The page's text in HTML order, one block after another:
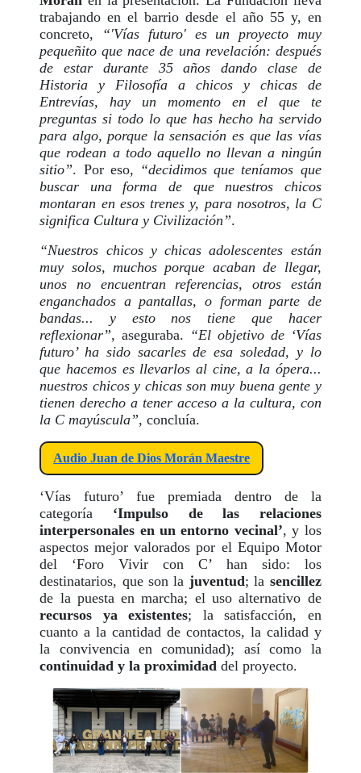
trabajando en el barrio desde el año 55 y, en
concreto, “'Vías futuro' es un proyecto muy
pequeñito que nace de una revelación: después
de estar durante 35 años dando clase de
Historia y Filosofía a chicos y chicas de
Entrevías, hay un momento en el que te
preguntas si todo lo que has hecho ha servido
para algo, porque la sensación es que las vías
que rodean a todo aquello no llevan a ningún
sitio”. Por eso, “decidimos que teníamos que
buscar una forma de que nuestros chicos
montaran en esos trenes y, para nosotros, la C
significa Cultura y Civilización”.
“Nuestros chicos y chicas adolescentes están
muy solos, muchos porque acaban de llegar,
unos no encuentran referencias, otros están
enganchados a pantallas, o forman parte de
bandas... y esto nos tiene que hacer
reflexionar”, aseguraba. “El objetivo de ‘Vías
futuro’ ha sido sacarles de esa soledad, y lo
que hacemos es llevarlos al cine, a la ópera...
nuestros chicos y chicas son muy buena gente y
tienen derecho a tener acceso a la cultura, con
la C mayúscula”, concluía.
Audio Juan de Dios Morán Maestre
‘Vías futuro’ fue premiada dentro de la
categoría ‘Impulso de las relaciones
interpersonales en un entorno vecinal’, y los
aspectos mejor valorados por el Equipo Motor
del ‘Foro Vivir con C’ han sido: los
destinatarios, que son la juventud; la sencillez
de la puesta en marcha; el uso alternativo de
recursos ya existentes; la satisfacción, en
cuanto a la cantidad de contactos, la calidad y
la convivencia en comunidad); así como la
continuidad y la proximidad del proyecto.